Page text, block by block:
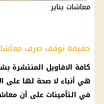
معاشات يناير
حقيقة توقف صرف
كافة الاقاويل المنتشرة
هي أنباء لا صحة لها على
في التأمينات على أن